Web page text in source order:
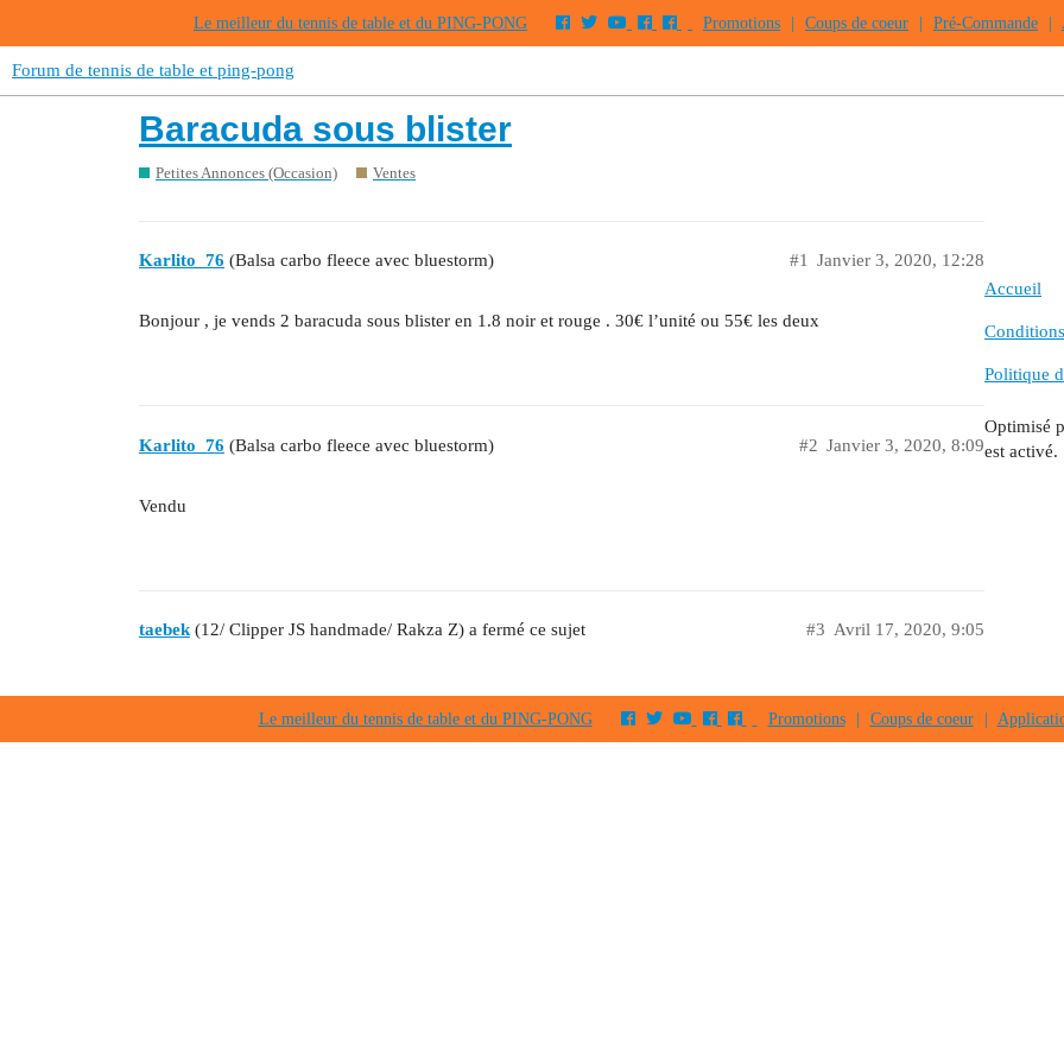
Le meilleur du tennis de table et du PING-PONG Promotions Coups de coeur Pré-Commande
Forum de tennis de table et ping-pong
Baracuda sous blister
Petites Annonces (Occasion) Ventes
Karlito_76 (Balsa carbo fleece avec bluestorm) Janvier 3, 2020, 12:28
#1
Bonjour , je vends 2 baracuda sous blister en 1.8 noir et rouge . 30€ l’unité ou 55€ les deux
Karlito_76 (Balsa carbo fleece avec bluestorm) Janvier 3, 2020, 8:09
#2
Vendu
taebek (12/ Clipper JS handmade/ Rakza Z) a fermé ce sujet Avril 17, 2020, 9:05
#3
Accueil
Politique
Optimisé
est activé.
Le meilleur du tennis de table et du PING-PONG Promotions Coups de coeur